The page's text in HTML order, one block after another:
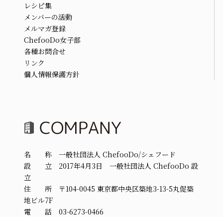
レシピ集
メンバーの活動
メルマガ登録
ChefooDo女子部
各種お問合せ
リンク
個人情報保護方針
名 称 一般社団法人 ChefooDo/シェフード
設 立 2017年4月3日 一般社団法人 ChefooDo 設
立
住 所 〒104-0045 東京都中央区築地3-13-5丸促築
地ビル7F
電 話 03-6273-0466